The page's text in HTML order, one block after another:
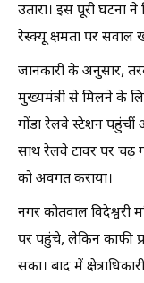
उतारा। इस पूरी घटना
रेस्क्यू क्षमता पर सवाल
जानकारी के अनुसार,
मुख्यमंत्री से मिलने के
गोंडा रेलवे स्टेशन
साथ रेलवे टावर पर चढ़
को अवगत कराया।
नगर कोतवाल विदेश्वरी
पर पहुंचे, लेकिन काफी
सका। बाद में